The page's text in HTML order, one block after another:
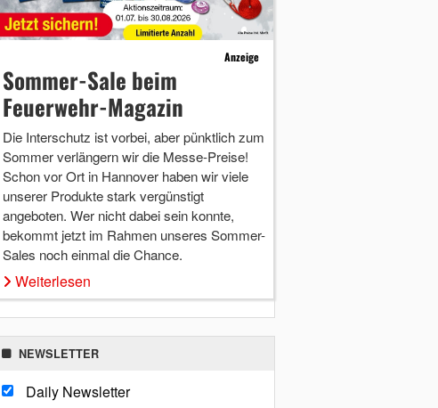
Anzeige
Sommer-Sale beim
Feuerwehr-Magazin
Die Interschutz ist vorbei, aber pünktlich zum
Sommer verlängern wir die Messe-Preise!
Schon vor Ort in Hannover haben wir viele
unserer Produkte stark vergünstigt
angeboten. Wer nicht dabei sein konnte,
bekommt jetzt im Rahmen unseres Sommer-
Sales noch einmal die Chance.
Weiterlesen
NEWSLETTER
Daily Newsletter